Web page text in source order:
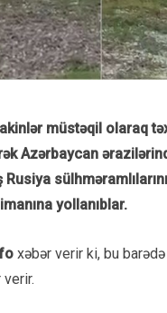
müstəqil olaraq
Azərbaycan
yollanıblar.
xəbər verir ki, bu
verir.